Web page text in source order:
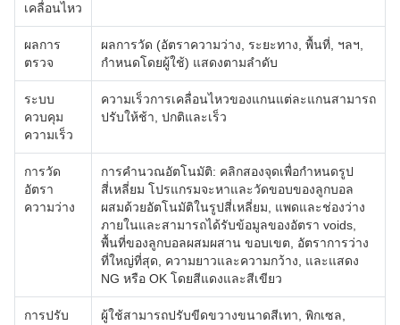
เคลื่อนไหว
ผลการ
ตรวจ
ผลการวัด (อัตราความว่าง, ระยะทาง, พื้นที่, ฯลฯ,
กําหนดโดยผู้ใช้) แสดงตามลําดับ
ระบบ
ควบคุม
ความเร็ว
ความเร็วการเคลื่อนไหวของแกนแต่ละแกนสามารถ
ปรับให้ช้า, ปกติและเร็ว
การวัด
อัตรา
ความว่าง
การคํานวณอัตโนมัติ: คลิกสองจุดเพื่อกําหนดรูป
สี่เหลี่ยม โปรแกรมจะหาและวัดขอบของลูกบอล
ผสมด้วยอัตโนมัติในรูปสี่เหลี่ยม, แพดและช่องว่าง
ภายในและสามารถได้รับข้อมูลของอัตรา voids,
พื้นที่ของลูกบอลผสมผสาน ขอบเขต, อัตราการว่าง
ที่ใหญ่ที่สุด, ความยาวและความกว้าง, และแสดง
NG หรือ OK โดยสีแดงและสีเขียว
การปรับ
ผู้ใช้สามารถปรับขีดขวางขนาดสีเทา, พิกเซล,